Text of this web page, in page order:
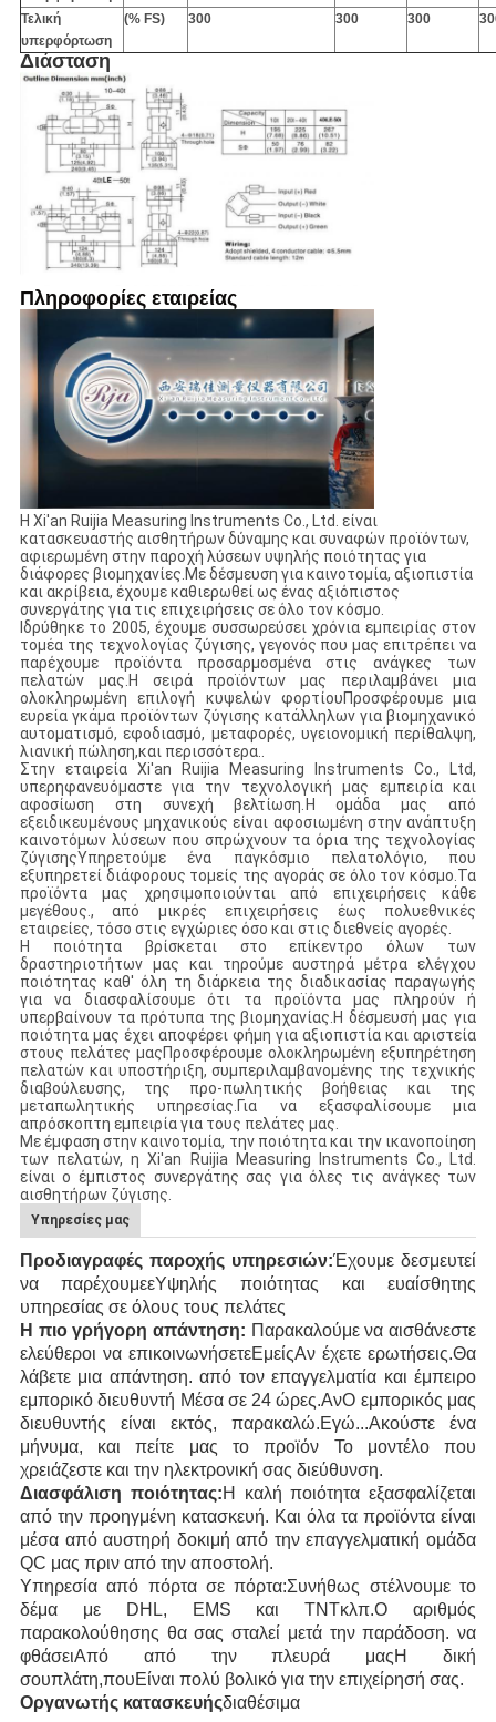
Τελική
υπερφόρτωση
(% FS) 300 300 300
Διάσταση
Πληροφορίες εταιρείας
Η Xi'an Ruijia Measuring Instruments Co., Ltd. είναι
κατασκευαστής αισθητήρων δύναμης και συναφών προϊόντων,
αφιερωμένη στην παροχή λύσεων υψηλής ποιότητας για
διάφορες βιομηχανίες.Με δέσμευση για καινοτομία, αξιοπιστία
και ακρίβεια, έχουμε καθιερωθεί ως ένας αξιόπιστος
συνεργάτης για τις επιχειρήσεις σε όλο τον κόσμο.
Ιδρύθηκε το 2005, έχουμε συσσωρεύσει χρόνια εμπειρίας στον
τομέα της τεχνολογίας ζύγισης, γεγονός που μας επιτρέπει να
παρέχουμε προϊόντα προσαρμοσμένα στις ανάγκες των
πελατών μας.Η σειρά προϊόντων μας περιλαμβάνει μια
ολοκληρωμένη επιλογή κυψελών φορτίουΠροσφέρουμε μια
ευρεία γκάμα προϊόντων ζύγισης κατάλληλων για βιομηχανικό
αυτοματισμό, εφοδιασμό, μεταφορές, υγειονομική περίθαλψη,
λιανική πώληση,και περισσότερα..
Στην εταιρεία Xi'an Ruijia Measuring Instruments Co., Ltd,
υπερηφανευόμαστε για την τεχνολογική μας εμπειρία και
αφοσίωση στη συνεχή βελτίωση.Η ομάδα μας από
εξειδικευμένους μηχανικούς είναι αφοσιωμένη στην ανάπτυξη
καινοτόμων λύσεων που σπρώχνουν τα όρια της τεχνολογίας
ζύγισηςΥπηρετούμε ένα παγκόσμιο πελατολόγιο, που
εξυπηρετεί διάφορους τομείς της αγοράς σε όλο τον κόσμο.Τα
προϊόντα μας χρησιμοποιούνται από επιχειρήσεις κάθε
μεγέθους., από μικρές επιχειρήσεις έως πολυεθνικές
εταιρείες, τόσο στις εγχώριες όσο και στις διεθνείς αγορές.
Η ποιότητα βρίσκεται στο επίκεντρο όλων των
δραστηριοτήτων μας και τηρούμε αυστηρά μέτρα ελέγχου
ποιότητας καθ' όλη τη διάρκεια της διαδικασίας παραγωγής
για να διασφαλίσουμε ότι τα προϊόντα μας πληρούν ή
υπερβαίνουν τα πρότυπα της βιομηχανίας.Η δέσμευσή μας για
ποιότητα μας έχει αποφέρει φήμη για αξιοπιστία και αριστεία
στους πελάτες μαςΠροσφέρουμε ολοκληρωμένη εξυπηρέτηση
πελατών και υποστήριξη, συμπεριλαμβανομένης της τεχνικής
διαβούλευσης, της προ-πωλητικής βοήθειας και της
μεταπωλητικής υπηρεσίας.Για να εξασφαλίσουμε μια
απρόσκοπτη εμπειρία για τους πελάτες μας.
Με έμφαση στην καινοτομία, την ποιότητα και την ικανοποίηση
των πελατών, η Xi'an Ruijia Measuring Instruments Co., Ltd.
είναι ο έμπιστος συνεργάτης σας για όλες τις ανάγκες των
αισθητήρων ζύγισης.
Υπηρεσίες μας
Προδιαγραφές παροχής υπηρεσιών:Έχουμε δεσμευτεί
να παρέχουμεεΥψηλής ποιότητας και ευαίσθητης
υπηρεσίας σε όλους τους πελάτες
Η πιο γρήγορη απάντηση: Παρακαλούμε να αισθάνεστε
ελεύθεροι να επικοινωνήσετεΕμείςΑν έχετε ερωτήσεις.Θα
λάβετε μια απάντηση. από τον επαγγελματία και έμπειρο
εμπορικό διευθυντή Μέσα σε 24 ώρες.ΑνΟ εμπορικός μας
διευθυντής είναι εκτός, παρακαλώ.Εγώ...Ακούστε ένα
μήνυμα, και πείτε μας το προϊόν
Το μοντέλο που
χρειάζεστε και την ηλεκτρονική σας διεύθυνση.
Διασφάλιση ποιότητας:Η καλή ποιότητα εξασφαλίζεται
από την προηγμένη κατασκευή. Και όλα τα προϊόντα είναι
μέσα από αυστηρή δοκιμή από την επαγγελματική ομάδα
QC μας πριν από την αποστολή.
Υπηρεσία από πόρτα σε πόρτα:Συνήθως στέλνουμε το
δέμα με DHL, EMS
και TNTκλπ.Ο αριθμός
παρακολούθησης θα σας σταλεί μετά την παράδοση. να
φθάσειΑπό από την πλευρά μαςΗ δική
σουπλάτη,πουΕίναι πολύ βολικό για την επιχείρησή σας.
Οργανωτής κατασκευήςδιαθέσιμα